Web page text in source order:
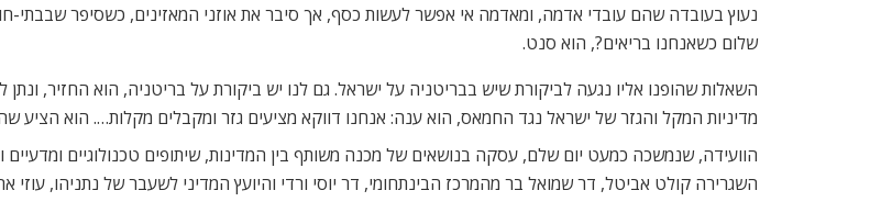
נעוץ בעובדה שהם עובדי אדמה, ומאדמה אי אפשר לעשות כסף, אך סיבר את אוזני המאזינים, כשסיפר שבבתי-
שלום כשאנחנו בריאים?, הוא סנט.
השאלות שהופנו אליו נגעה לביקורת שיש בבריטניה על ישראל. גם לנו יש ביקורת על בריטניה, הוא החזיר,
מדיניות המקל והגזר של ישראל נגד החמאס, הוא ענה: אנחנו דווקא מציעים גזר ומקבלים מקלות…. הוא
הוועידה, שנמשכה כמעט יום שלם, עסקה בנושאים של מכנה משותף בין המדינות, שיתופים טכנולוגיים ומדעיים
השגרירה קולט אביטל, דר שמואל בר מהמרכז הבינתחומי, דר יוסי ורדי והיועץ המדיני לשעבר של נתניהו, עוזי